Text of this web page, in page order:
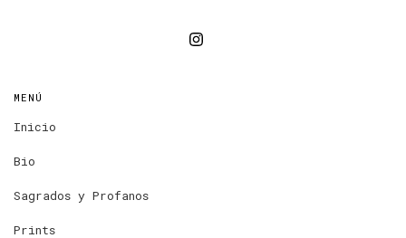
MENÚ
Inicio
Bio
Sagrados y Profanos
Prints